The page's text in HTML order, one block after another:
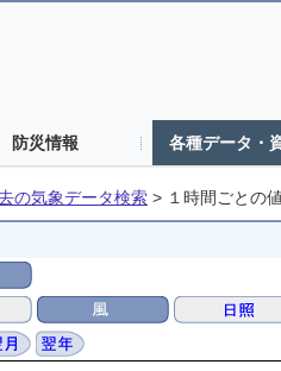
防災情報 各種データ・
の気象データ検索 > １時間ごとの